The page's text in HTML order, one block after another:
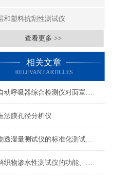
和塑料抗刮性测试仪
查看更多 >>
相关文章
RELEVANT ARTICLES
全自动呼吸器综合检测仪对面罩泄漏率的定量检测方法
法膜孔径分析仪
织物透湿量测试仪的标准化测试方法与流程介绍
了解织物渗水性测试仪的功能、优势与行业应用